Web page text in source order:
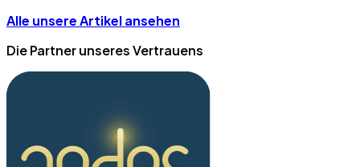
Alle unsere Artikel ansehen
Die Partner unseres Vertrauens